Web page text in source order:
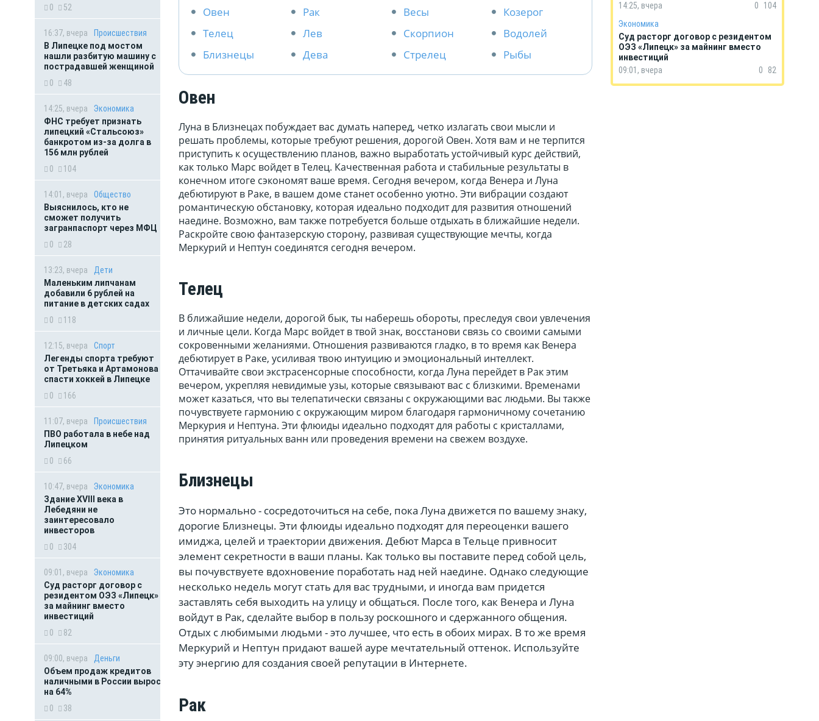
0
52
16:37, вчера
Происшествия
В Липецке под мостом
нашли разбитую машину с
пострадавшей женщиной
0
48
14:25, вчера
Экономика
ФНС требует признать
липецкий «Стальсоюз»
банкротом из-за долга в
156 млн рублей
0
104
14:01, вчера
Общество
Выяснилось, кто не
сможет получить
загранпаспорт через МФЦ
0
28
13:23, вчера
Дети
Маленьким липчанам
добавили 6 рублей на
питание в детских садах
0
118
12:15, вчера
Спорт
Легенды спорта требуют
от Третьяка и Артамонова
спасти хоккей в Липецке
0
166
11:07, вчера
Происшествия
ПВО работала в небе над
Липецком
0
66
10:47, вчера
Экономика
Здание XVIII века в
Лебедяни не
заинтересовало
инвесторов
0
304
09:01, вчера
Экономика
Суд расторг договор с
резидентом ОЭЗ «Липецк»
за майнинг вместо
инвестиций
0
82
09:00, вчера
Деньги
Объем продаж кредитов
наличными в России вырос
на 64%
0
38
Овен
Телец
Близнецы
Рак
Лев
Дева
Весы
Скорпион
Стрелец
Козерог
Водолей
Рыбы
Овен
Луна в Близнецах побуждает вас думать наперед, четко излагать свои мысли и
решать проблемы, которые требуют решения, дорогой Овен. Хотя вам и не терпится
приступить к осуществлению планов, важно выработать устойчивый курс действий,
как только Марс войдет в Телец. Качественная работа и стабильные результаты в
конечном итоге сэкономят ваше время. Сегодня вечером, когда Венера и Луна
дебютируют в Раке, в вашем доме станет особенно уютно. Эти вибрации создают
романтическую обстановку, которая идеально подходит для развития отношений
наедине. Возможно, вам также потребуется больше отдыхать в ближайшие недели.
Раскройте свою фантазерскую сторону, развивая существующие мечты, когда
Меркурий и Нептун соединятся сегодня вечером.
Телец
В ближайшие недели, дорогой бык, ты наберешь обороты, преследуя свои увлечения
и личные цели. Когда Марс войдет в твой знак, восстанови связь со своими самыми
сокровенными желаниями. Отношения развиваются гладко, в то время как Венера
дебютирует в Раке, усиливая твою интуицию и эмоциональный интеллект.
Оттачивайте свои экстрасенсорные способности, когда Луна перейдет в Рак этим
вечером, укрепляя невидимые узы, которые связывают вас с близкими. Временами
может казаться, что вы телепатически связаны с окружающими вас людьми. Вы также
почувствуете гармонию с окружающим миром благодаря гармоничному сочетанию
Меркурия и Нептуна. Эти флюиды идеально подходят для работы с кристаллами,
принятия ритуальных ванн или проведения времени на свежем воздухе.
Близнецы
Это нормально - сосредоточиться на себе, пока Луна движется по вашему знаку,
дорогие Близнецы. Эти флюиды идеально подходят для переоценки вашего
имиджа, целей и траектории движения. Дебют Марса в Тельце привносит
элемент секретности в ваши планы. Как только вы поставите перед собой цель,
вы почувствуете вдохновение поработать над ней наедине. Однако следующие
несколько недель могут стать для вас трудными, и иногда вам придется
заставлять себя выходить на улицу и общаться. После того, как Венера и Луна
войдут в Рак, сделайте выбор в пользу роскошного и сдержанного общения.
Отдых с любимыми людьми - это лучшее, что есть в обоих мирах. В то же время
Меркурий и Нептун придают вашей ауре мечтательный оттенок. Используйте
эту энергию для создания своей репутации в Интернете.
Рак
14:25, вчера
0
104
Экономика
Суд расторг договор с резидентом
ОЭЗ «Липецк» за майнинг вместо
инвестиций
09:01, вчера
0 82